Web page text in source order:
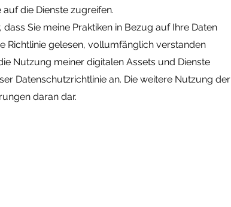
die Dienste zugreifen.
Sie meine Praktiken in Bezug auf Ihre Daten
Richtlinie gelesen, vollumfänglich verstanden
Nutzung meiner digitalen Assets und Dienste
Datenschutzrichtlinie an. Die weitere Nutzung der
daran dar.